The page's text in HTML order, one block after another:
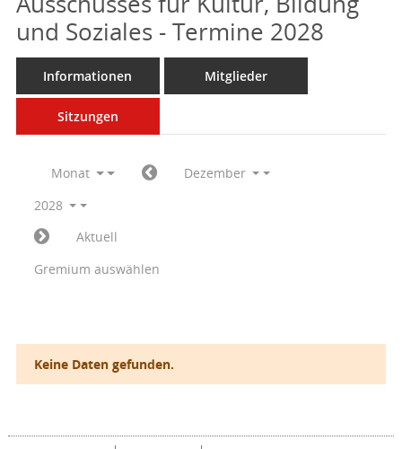
und Soziales - Termine 2028
Informationen Mitglieder
Sitzungen
Monat
Dezember
2028
Aktuell
Gremium auswählen
Keine Daten gefunden.